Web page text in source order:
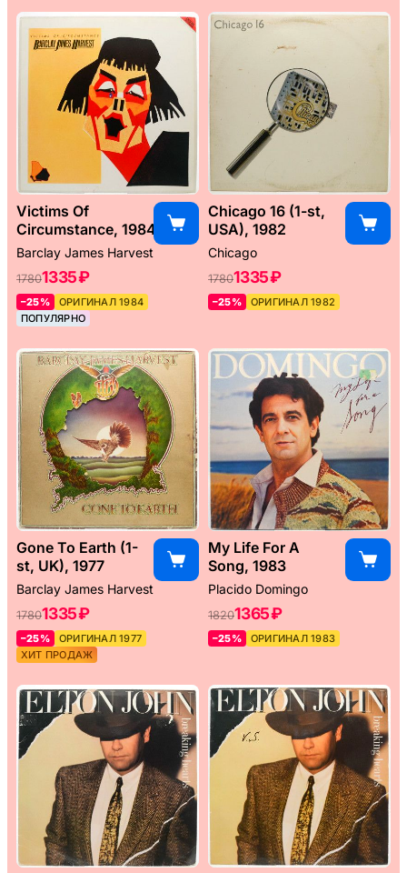
Victims Of
Circumstance, 1984
Barclay James Harvest
17801335 ₽
–25%
ОРИГИНАЛ 1984
ПОПУЛЯРНО
Chicago 16 (1-st,
USA), 1982
Chicago
17801335 ₽
–25% ОРИГИНАЛ 1982
Gone To Earth (1-
st, UK), 1977
Barclay James Harvest
17801335 ₽
–25%
ОРИГИНАЛ 1977
ХИТ ПРОДАЖ
My Life For A
Song, 1983
Placido Domingo
18201365 ₽
–25% ОРИГИНАЛ 1983